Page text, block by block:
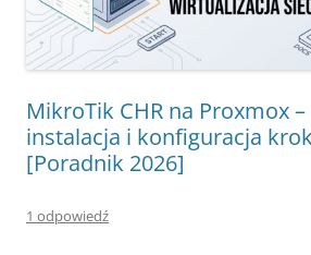
MikroTik CHR na Proxmox
instalacja i konfiguracja
[Poradnik 2026]
1 odpowiedź